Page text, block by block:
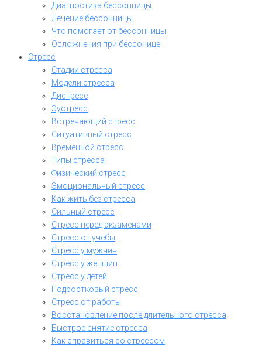
Диагностика бессонницы
Лечение бессонницы
Что помогает от бессонницы
Осложнения при бессонице
Стресс
Стадии стресса
Модели стресса
Дистресс
Эустресс
Встречающий стресс
Ситуативный стресс
Временной стресс
Типы стресса
Физический стресс
Эмоциональный стресс
Как жить без стресса
Сильный стресс
Стресс перед экзаменами
Стресс от учебы
Стресс у мужчин
Стресс у женщин
Стресс у детей
Подростковый стресс
Стресс от работы
Восстановление после длительного стресса
Быстрое снятие стресса
Как справиться со стрессом